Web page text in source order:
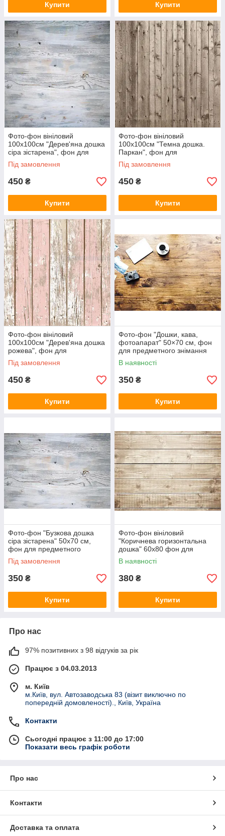
Купити Купити
Фото-фон вініловий
100х100см "Дерев'яна дошка
сіра зістарена", фон для
предметної зйомки (банерна
тканина)
Під замовлення
450 ₴
Купити
Фото-фон вініловий
100х100см "Темна дошка.
Паркан", фон для
предметної зйомки ПВХ
(банерна тканина)
Під замовлення
450 ₴
Купити
Фото-фон вініловий
100х100см "Дерев'яна дошка
рожева", фон для
предметної зйомки ПВХ
(банерна тканина)
Під замовлення
450 ₴
Купити
Фото-фон "Дошки, кава,
фотоапарат" 50×70 см, фон
для предметного знімання
ПВХ (банерна тканина)
В наявності
350 ₴
Купити
Фото-фон "Бузкова дошка
сіра зістарена" 50х70 см,
фон для предметного
знімання (банерна тканина)
Під замовлення
350 ₴
Купити
Фото-фон вініловий
"Коричнева горизонтальна
дошка" 60х80 фон для
предметного знімання ПВХ
(банерна тканина)
В наявності
380 ₴
Купити
Про нас
97% позитивних з 98 відгуків за рік
Працює з 04.03.2013
м. Київ
м.Київ, вул. Автозаводська 83 (візит виключно по
попередній домовленості)., Київ, Україна
Контакти
Сьогодні працює з 11:00 до 17:00
Показати весь графік роботи
Про нас
Контакти
Доставка та оплата